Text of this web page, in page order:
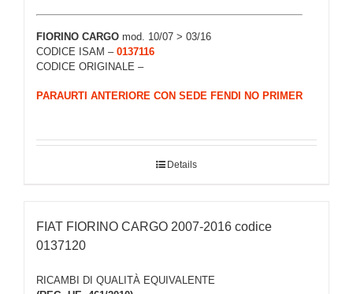
FIORINO CARGO mod. 10/07 > 03/16
CODICE ISAM – 0137116
CODICE ORIGINALE –
PARAURTI ANTERIORE CON SEDE FENDI NO PRIMER
Details
FIAT FIORINO CARGO 2007-2016 codice
0137120
RICAMBI DI QUALITÀ EQUIVALENTE